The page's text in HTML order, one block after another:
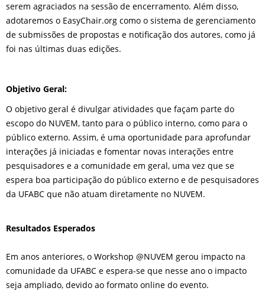
serem agraciados na sessão de encerramento. Além disso,
adotaremos o EasyChair.org como o sistema de gerenciamento
de submissões de propostas e notificação dos autores, como já
foi nas últimas duas edições.
Objetivo Geral:
O objetivo geral é divulgar atividades que façam parte do
escopo do NUVEM, tanto para o público interno, como para o
público externo. Assim, é uma oportunidade para aprofundar
interações já iniciadas e fomentar novas interações entre
pesquisadores e a comunidade em geral, uma vez que se
espera boa participação do público externo e de pesquisadores
da UFABC que não atuam diretamente no NUVEM.
Resultados Esperados
Em anos anteriores, o Workshop @NUVEM gerou impacto na
comunidade da UFABC e espera-se que nesse ano o impacto
seja ampliado, devido ao formato online do evento.